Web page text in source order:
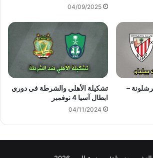
04/09/2025
–
تشكيلة الأهلي والشرطة في دوري
ابطال آسيا 4 نوفمبر
04/11/2024